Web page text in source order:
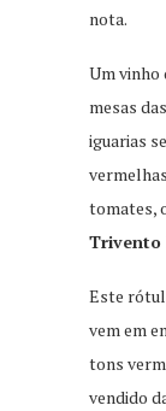
nota.
Um vinho
mesas
iguarias
tomates,
Trivento
Este
vem em
tons
vendido